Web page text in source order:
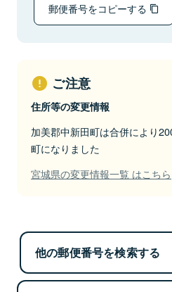
郵便番号をコピーする
ご注意
住所等の変更情報
加美郡中新田町は合併により
町になりました
宮城県の変更情報一覧 はこちら
他の郵便番号を検索する